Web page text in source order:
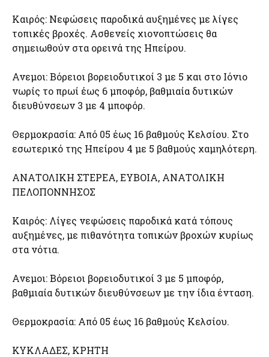
Καιρός: Νεφώσεις παροδικά αυξημένες με λίγες
τοπικές βροχές. Ασθενείς χιονοπτώσεις θα
σημειωθούν στα ορεινά της Ηπείρου.
Ανεμοι: Βόρειοι βορειοδυτικοί 3 με 5 και στο Ιόνιο
νωρίς το πρωί έως 6 μποφόρ, βαθμιαία δυτικών
διευθύνσεων 3 με 4 μποφόρ.
Θερμοκρασία: Από 05 έως 16 βαθμούς Κελσίου. Στο
εσωτερικό της Ηπείρου 4 με 5 βαθμούς χαμηλότερη.
ΑΝΑΤΟΛΙΚΗ ΣΤΕΡΕΑ, ΕΥΒΟΙΑ, ΑΝΑΤΟΛΙΚΗ
ΠΕΛΟΠΟΝΝΗΣΟΣ
Καιρός: Λίγες νεφώσεις παροδικά κατά τόπους
αυξημένες, με πιθανότητα τοπικών βροχών κυρίως
στα νότια.
Ανεμοι: Βόρειοι βορειοδυτικοί 3 με 5 μποφόρ,
βαθμιαία δυτικών διευθύνσεων με την ίδια ένταση.
Θερμοκρασία: Από 05 έως 16 βαθμούς Κελσίου.
ΚΥΚΛΑΔΕΣ, ΚΡΗΤΗ